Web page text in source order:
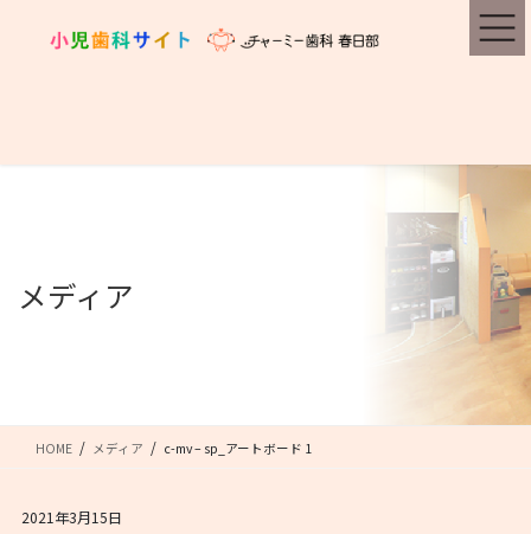
メディア
HOME メディア c-mv – sp_アートボード 1
2021年3月15日